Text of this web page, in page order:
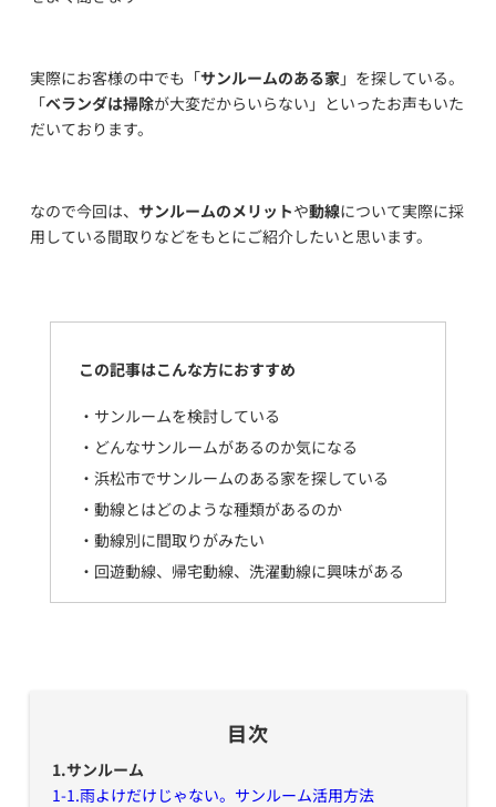
実際にお客様の中でも「サンルームのある家」を探している。
「ベランダは掃除が大変だからいらない」といったお声もいた
だいております。
なので今回は、 サンルームのメリットや動線について実際に採
用している間取りなどをもとにご紹介したいと思います。
この記事はこんな方におすすめ
・サンルームを検討している
・どんなサンルームがあるのか気になる
・浜松市でサンルームのある家を探している
・動線とはどのような種類があるのか
・動線別に間取りがみたい
・回遊動線、帰宅動線、洗濯動線に興味がある
目次
1.サンルーム
1-1.雨よけだけじゃない。サンルーム活用方法